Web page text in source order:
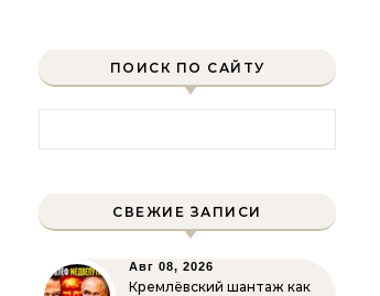
ПОИСК ПО САЙТУ
СВЕЖИЕ ЗАПИСИ
Авг 08, 2026
Кремлёвский шантаж как